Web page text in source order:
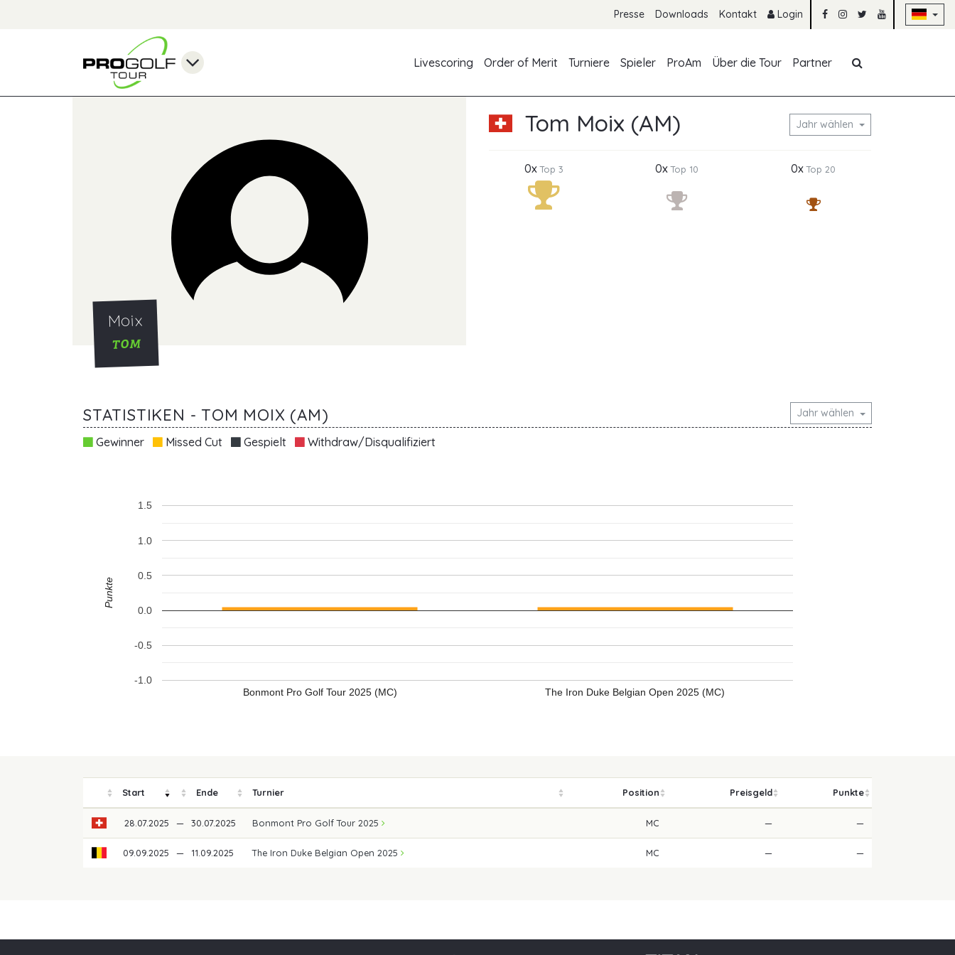
Presse Downloads Kontakt Login
Livescoring
Order of Merit Turniere Spieler ProAm Über die Tour Partner
Moix
TOM
Tom Moix (AM) Jahr wählen
0xTop 3 0xTop 10 0xTop 20
STATISTIKEN - TOM MOIX (AM) Jahr wählen
Gewinner Missed Cut Gespielt Withdraw/Disqualifiziert
Bonmont Pro Golf Tour 2025 (MC) The Iron Duke Belgian Open 2025 (MC)
-1.0
-0.5
0.0
0.5
1.0
1.5
Punkte
Start Ende Turnier Position Preisgeld Punkte
28.07.2025 — 30.07.2025 Bonmont Pro Golf Tour 2025 MC — —
09.09.2025 — 11.09.2025 The Iron Duke Belgian Open 2025 MC — —
Unsere Partner